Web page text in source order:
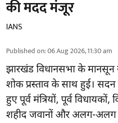
की मदद मंजूर
IANS
Published on:06 Aug 2026, 11:30 am
झारखंडविधानसभा के
शोक प्रस्ताव के साथ हुई।
हुए पूर्व मंत्रियों, पूर्व विधायकों,
शहीद जवानों और अलग-अलग